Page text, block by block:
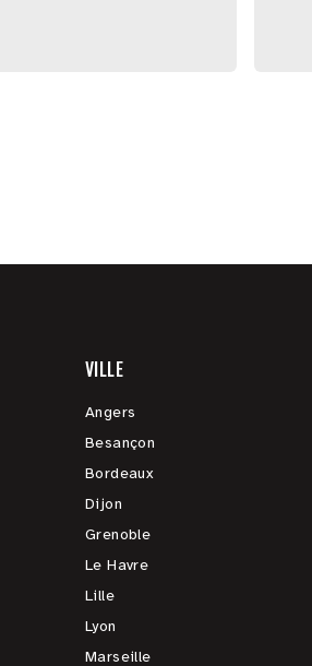
VILLE
Angers
Besançon
Bordeaux
Dijon
Grenoble
Le Havre
Lille
Lyon
Marseille